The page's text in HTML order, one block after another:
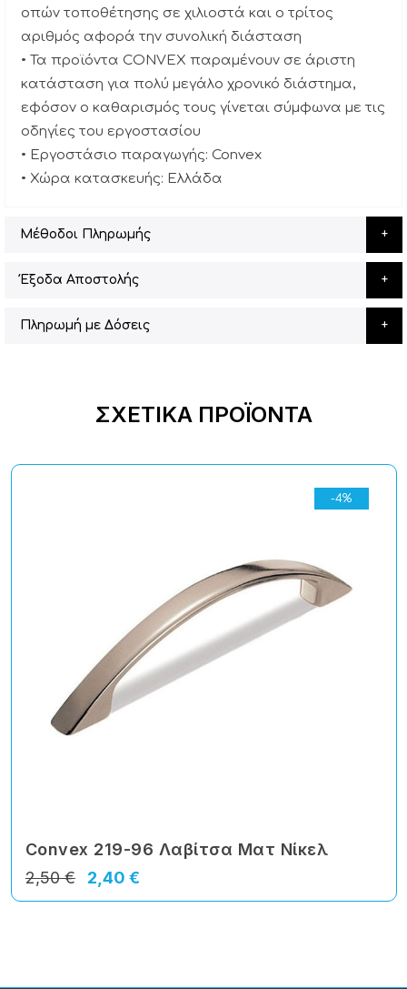
οπών τοποθέτησης σε χιλιοστά και ο τρίτος
αριθμός αφορά την συνολική διάσταση
• Τα προϊόντα CONVEX παραμένουν σε άριστη
κατάσταση για πολύ μεγάλο χρονικό διάστημα,
εφόσον ο καθαρισμός τους γίνεται σύμφωνα με τις
οδηγίες του εργοστασίου
• Εργοστάσιο παραγωγής: Convex
• Χώρα κατασκευής: Ελλάδα
Μέθοδοι Πληρωμής
Έξοδα Αποστολής
Πληρωμή με Δόσεις
ΣΧΕΤΙΚΆ ΠΡΟΪΌΝΤΑ
-4%
Convex 219-96 Λαβίτσα Ματ Νίκελ
2,40 €
2,50 €